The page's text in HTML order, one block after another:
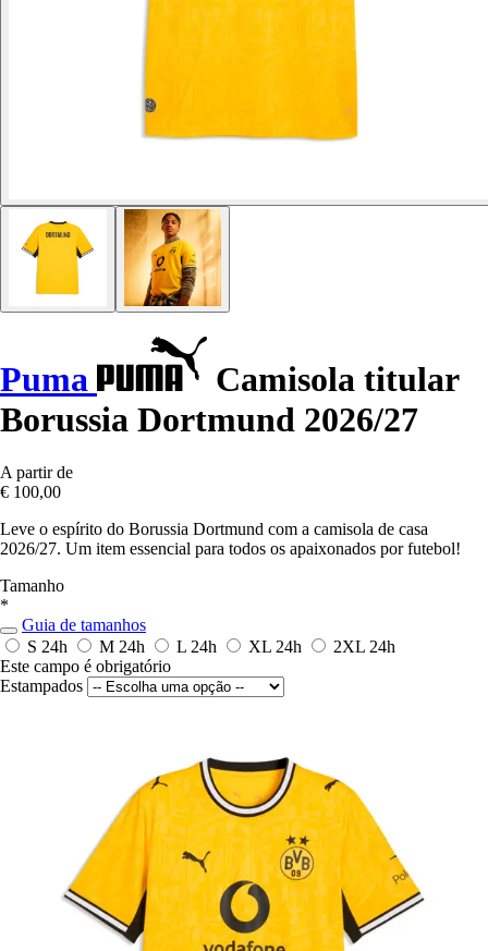
Puma
Camisola titular
Borussia Dortmund 2026/27
A partir de
€ 100,00
Leve o espírito do Borussia Dortmund com a camisola de casa
2026/27. Um item essencial para todos os apaixonados por futebol!
Tamanho
*
Guia de tamanhos
S 24h M 24h L 24h XL 24h 2XL 24h
Este campo é obrigatório
Estampados